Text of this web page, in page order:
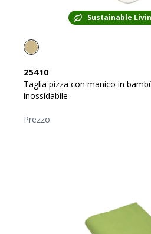
Sustainable
25410
Taglia pizza con manico in
inossidabile
Prezzo: